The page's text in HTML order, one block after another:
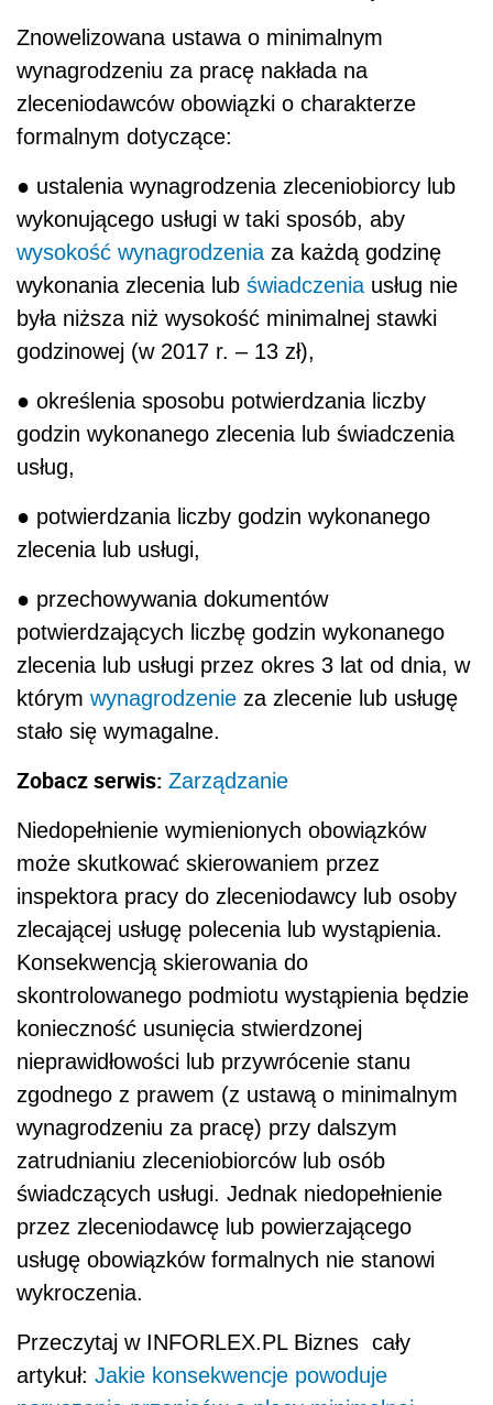
Znowelizowana ustawa o minimalnym
wynagrodzeniu za pracę nakłada na
zleceniodawców obowiązki o charakterze
formalnym dotyczące:
● ustalenia wynagrodzenia zleceniobiorcy lub
wykonującego usługi w taki sposób, aby
wysokość wynagrodzenia za każdą godzinę
wykonania zlecenia lub świadczenia usług nie
była niższa niż wysokość minimalnej stawki
godzinowej (w 2017 r. – 13 zł),
● określenia sposobu potwierdzania liczby
godzin wykonanego zlecenia lub świadczenia
usług,
● potwierdzania liczby godzin wykonanego
zlecenia lub usługi,
● przechowywania dokumentów
potwierdzających liczbę godzin wykonanego
zlecenia lub usługi przez okres 3 lat od dnia, w
którym wynagrodzenie za zlecenie lub usługę
stało się wymagalne.
Zobacz serwis: Zarządzanie
Niedopełnienie wymienionych obowiązków
może skutkować skierowaniem przez
inspektora pracy do zleceniodawcy lub osoby
zlecającej usługę polecenia lub wystąpienia.
Konsekwencją skierowania do
skontrolowanego podmiotu wystąpienia będzie
konieczność usunięcia stwierdzonej
nieprawidłowości lub przywrócenie stanu
zgodnego z prawem (z ustawą o minimalnym
wynagrodzeniu za pracę) przy dalszym
zatrudnianiu zleceniobiorców lub osób
świadczących usługi. Jednak niedopełnienie
przez zleceniodawcę lub powierzającego
usługę obowiązków formalnych nie stanowi
wykroczenia.
Przeczytaj w INFORLEX.PL Biznes cały
artykuł: Jakie konsekwencje powoduje